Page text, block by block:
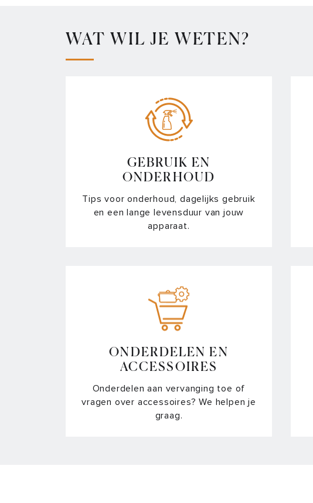
WAT WIL JE WETEN?
GEBRUIK EN
ONDERHOUD
Tips voor onderhoud, dagelijks gebruik
en een lange levensduur van jouw
apparaat.
ONDERDELEN EN
ACCESSOIRES
Onderdelen aan vervanging toe of
vragen over accessoires? We helpen je
graag.